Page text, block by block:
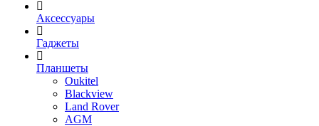
Аксессуары
Гаджеты
Планшеты
Oukitel
Blackview
Land Rover
AGM